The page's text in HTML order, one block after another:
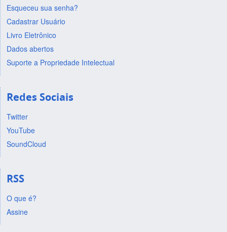
Esqueceu sua senha?
Cadastrar Usuário
Livro Eletrônico
Dados abertos
Suporte a Propriedade Intelectual
Redes Sociais
Twitter
YouTube
SoundCloud
RSS
O que é?
Assine